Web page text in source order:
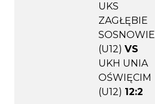
UKS
ZAGŁĘBIE
(U12) VS
UKH UNIA
OŚWIĘCIM
(U12) 12:2